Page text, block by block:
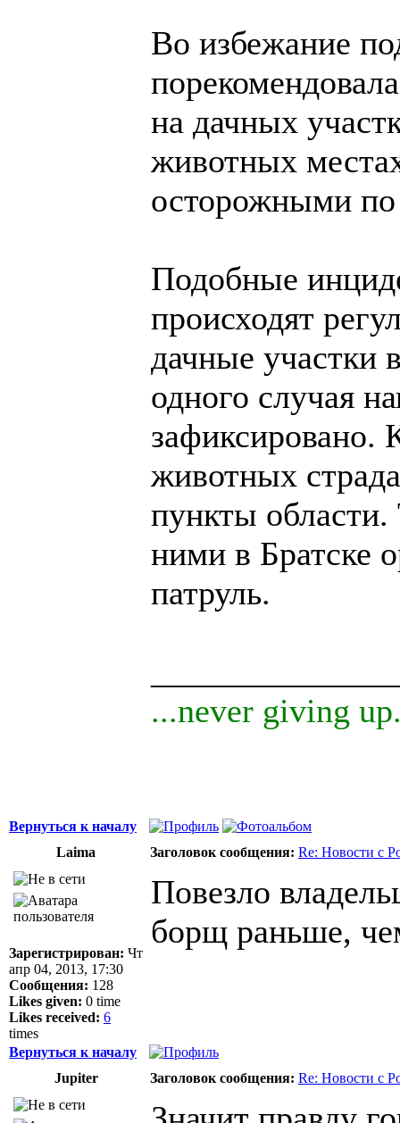
Во избежание
на дачных
животных
осторожными
Подобные
происходят
дачные участки
одного случая
зафиксировано.
животных
пункты
ними в Братске
патруль.
...never giving
Вернуться к началу
Laima
Заголовок сообщения: Re: Новости с
Зарегистрирован: Чт
апр 04, 2013, 17:30
Сообщения: 128
Likes given: 0 time
Likes received: 6
times
Повезло
борщ раньше,
Вернуться к началу
Jupiter
Заголовок сообщения: Re: Новости с